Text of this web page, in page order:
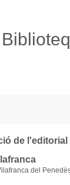
de l'editorial
del